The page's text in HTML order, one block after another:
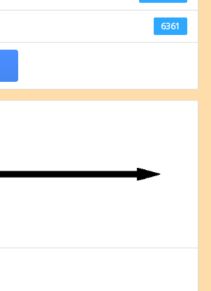
6361